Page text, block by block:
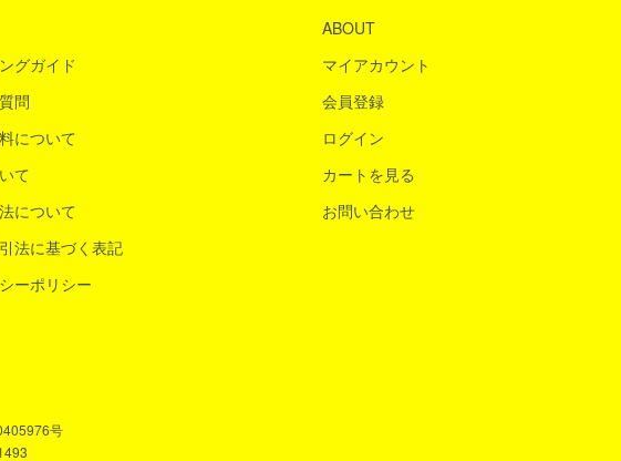
グガイド
問
について
て
について
法に基づく表記
ーポリシー
ABOUT
マイアカウント
会員登録
ログイン
カートを見る
お問い合わせ
号